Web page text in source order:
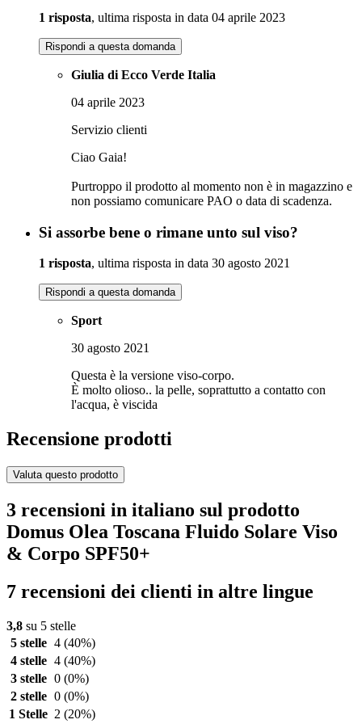
1 risposta, ultima risposta in data 04 aprile 2023
Rispondi a questa domanda
Giulia di Ecco Verde Italia
04 aprile 2023
Servizio clienti
Ciao Gaia!
Purtroppo il prodotto al momento non è in magazzino e
non possiamo comunicare PAO o data di scadenza.
Si assorbe bene o rimane unto sul viso?
1 risposta, ultima risposta in data 30 agosto 2021
Rispondi a questa domanda
Sport
30 agosto 2021
Questa è la versione viso-corpo.
È molto olioso.. la pelle, soprattutto a contatto con
l'acqua, è viscida
Recensione prodotti
Valuta questo prodotto
3 recensioni in italiano sul prodotto
Domus Olea Toscana Fluido Solare Viso
& Corpo SPF50+
7 recensioni dei clienti in altre lingue
3,8 su 5 stelle
5 stelle 4 (40%)
4 stelle 4 (40%)
3 stelle 0 (0%)
2 stelle 0 (0%)
1 Stelle 2 (20%)